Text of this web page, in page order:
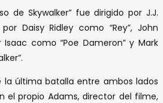
de Skywalker” fue dirigido por J.J.
Daisy Ridley como “Rey”, John
Isaac como “Poe Dameron” y Mark
la última batalla entre ambos lados
el propio Adams, director del filme,